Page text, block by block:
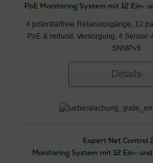
PoE Monitoring System mit 12 Ein-
4 potentialfreie Relaisausgänge, 12
PoE & redund. Versorgung, 4 Sensor-
SNMPv3
Details
Expert Net Control
Monitoring System mit 12 Ein-